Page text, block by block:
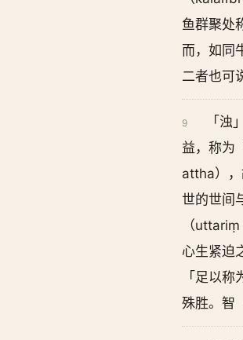
鱼群聚处
而，如同
二者也可
9
「
益，称为
attha）
世的世间
（
心生紧迫
「足以
殊胜。智